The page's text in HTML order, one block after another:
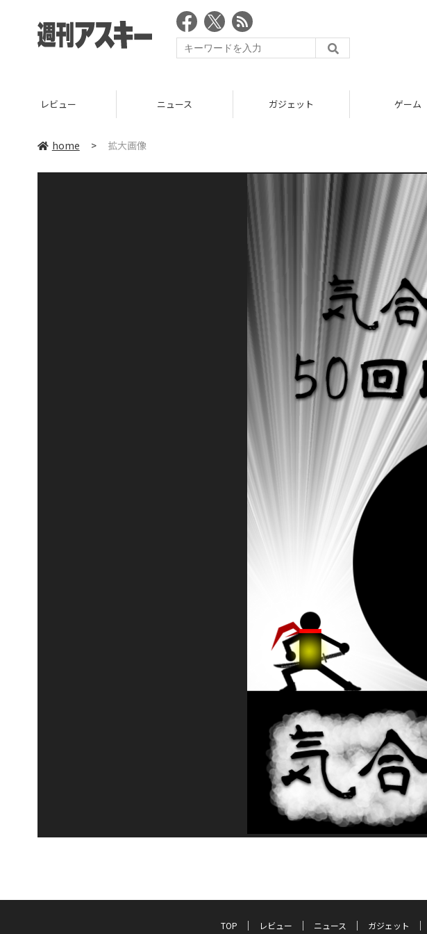
レビュー ニュース ガジェット ゲーム
home > 拡大画像
TOP レビュー ニュース ガジェット